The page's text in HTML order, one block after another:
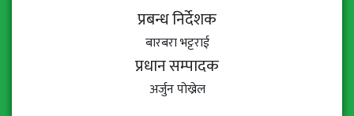
प्रबन्ध निर्देशक
बारबरा भट्टराई
प्रधान सम्पादक
अर्जुन पोख्रेल